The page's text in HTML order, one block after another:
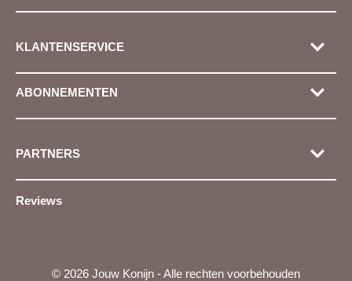
KLANTENSERVICE
ABONNEMENTEN
PARTNERS
Reviews
© 2026 Jouw Konijn - Alle rechten voorbehouden